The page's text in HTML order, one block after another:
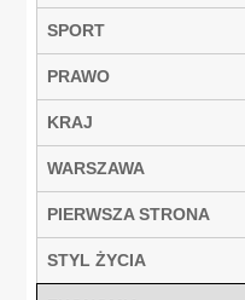
SPORT
PRAWO
KRAJ
WARSZAWA
PIERWSZA STRONA
STYL ŻYCIA